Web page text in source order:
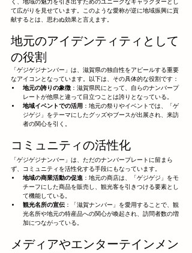
く、地域の魅力を引き出すためのユニークなキャラクターとし
て広がりを見せています。このような愛称が逆に地域振興に貢
献するとは、思わぬ効果と言えます。
地元のアイデンティティとして
の役割
「ゲジゲジナンバー」は、滋賀県の独自性をアピールする重要
なアイコンとなっています。以下は、その具体的な役割です：
地元の誇りの象徴 ：滋賀県民にとって、自らのナンバープ
レートが他県と違って目立つことは誇りとなっている。
地域イベントでの活用 ：地元の祭りやイベントでは、「ゲ
ジゲジ」をテーマにしたグッズやブースが出展され、来訪
者の関心を引く。
コミュニティの活性化
「ゲジゲジナンバー」は、ただのナンバープレートに留まら
ず、コミュニティを活性化する手段にもなっています。
地域の商業活動の促進 ：地元の商店は、「ゲジゲジ」をモ
チーフにした商品を販売し、観光客を引きつける要素とし
て機能している。
観光名所の宣伝 ：「滋賀ナンバー」を愛用することで、観
光名所や地元の特産品への関心が喚起され、訪問者数の増
加につながっている。
メディアやエンターテインメン